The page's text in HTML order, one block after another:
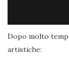
Dopo molto
artistiche: